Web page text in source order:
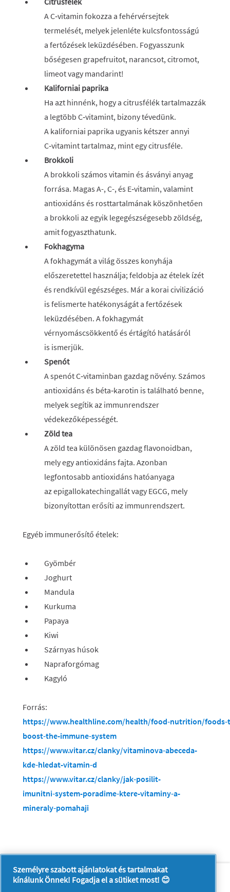
A C‑vitamin fokozza a fehérvérsejtek
termelését, melyek jelenléte kulcsfontosságú
a fertőzések leküzdésében. Fogyasszunk
bőségesen grapefruitot, narancsot, citromot,
limeot vagy mandarint!
Kaliforniai paprika
Ha azt hinnénk, hogy a citrusfélék tartalmazzák
a legtöbb C‑vitamint, bizony tévedünk.
A kaliforniai paprika ugyanis kétszer annyi
C‑vitamint tartalmaz, mint egy citrusféle.
Brokkoli
A brokkoli számos vitamin és ásványi anyag
forrása. Magas A-, C-, és E‑vitamin, valamint
antioxidáns és rosttartalmának köszönhetően
a brokkoli az egyik legegészségesebb zöldség,
amit fogyaszthatunk.
Fokhagyma
A fokhagymát a világ összes konyhája
előszeretettel használja; feldobja az ételek ízét
és rendkívül egészséges. Már a korai civilizáció
is felismerte hatékonyságát a fertőzések
leküzdésében. A fokhagymát
vérnyomáscsökkentő és értágító hatásáról
is ismerjük.
Spenót
A spenót C‑vitaminban gazdag növény. Számos
antioxidáns és béta‑karotin is található benne,
melyek segítik az immunrendszer
védekezőképességét.
Zöld tea
A zöld tea különösen gazdag flavonoidban,
mely egy antioxidáns fajta. Azonban
legfontosabb antioxidáns hatóanyaga
az epigallokatechingallát vagy EGCG, mely
bizonyítottan erősíti az immunrendszert.
Egyéb immunerősítő ételek:
Gyömbér
Joghurt
Mandula
Kurkuma
Papaya
Kiwi
Szárnyas húsok
Napraforgómag
Kagyló
Forrás:
https://www.healthline.com/health/food‑nutrition/
boost‑the-immune‑system
https://www.vitar.cz/clanky/vitaminova‑abeceda-
kde‑hledat-vitamin‑d
https://www.vitar.cz/clanky/jak‑posilit-
imunitni‑system-poradime‑ktere-vitaminy‑a-
mineraly‑pomahaji
Rólunk
Kapcsolatfelvétel
A pg.com felkeresése
Személyre szabott ajánlatokat és tartalmakat
kínálunk Önnek! Fogadja el a sütiket most! 😊